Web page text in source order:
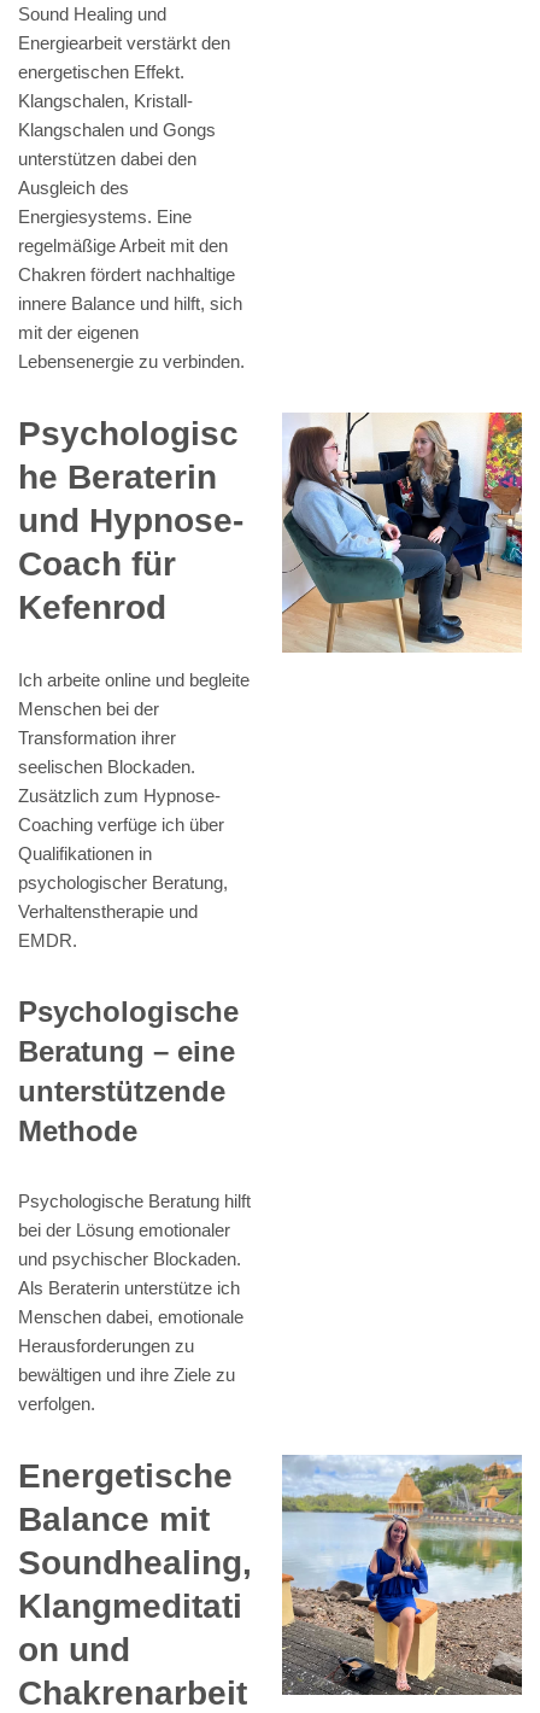
Sound Healing und
Energiearbeit verstärkt den
energetischen Effekt.
Klangschalen, Kristall-
Klangschalen und Gongs
unterstützen dabei den
Ausgleich des
Energiesystems. Eine
regelmäßige Arbeit mit den
Chakren fördert nachhaltige
innere Balance und hilft, sich
mit der eigenen
Lebensenergie zu verbinden.
Psychologisc
he Beraterin
und Hypnose-
Coach für
Kefenrod
Ich arbeite online und begleite
Menschen bei der
Transformation ihrer
seelischen Blockaden.
Zusätzlich zum Hypnose-
Coaching verfüge ich über
Qualifikationen in
psychologischer Beratung,
Verhaltenstherapie und
EMDR.
Psychologische
Beratung – eine
unterstützende
Methode
Psychologische Beratung hilft
bei der Lösung emotionaler
und psychischer Blockaden.
Als Beraterin unterstütze ich
Menschen dabei, emotionale
Herausforderungen zu
bewältigen und ihre Ziele zu
verfolgen.
Energetische
Balance mit
Soundhealing,
Klangmeditati
on und
Chakrenarbeit